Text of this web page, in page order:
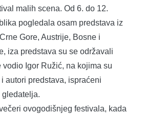
malih scena. Od 6. do 12.
pogledala osam predstava iz
Gore, Austrije, Bosne i
iza predstava su se održavali
Igor Ružić, na kojima su
autori predstava, ispraćeni
gledatelja.
ovogodišnjeg festivala, kada